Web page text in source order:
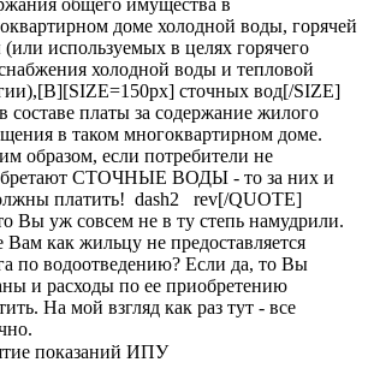
доме холодной воды, горячей
используемых в целях горячего
холодной воды и тепловой
сточных вод[/SIZE]
составе платы за содержание жилого
в таком многоквартирном доме.
образом, если потребители не
СТОЧНЫЕ ВОДЫ - то за них и
платить! dash2 rev[/QUOTE]
Вы уж совсем не в ту степь намудрили.
Вам как жильцу не предоставляется
по водоотведению? Если да, то Вы
и расходы по ее приобретению
На мой взгляд как раз тут - все
показаний ИПУ